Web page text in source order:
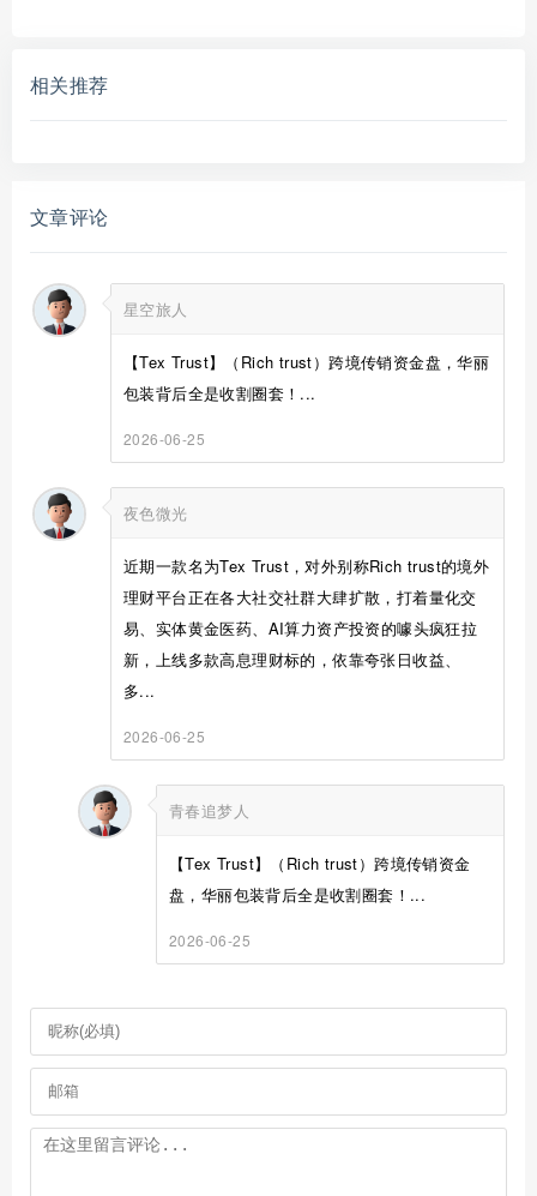
相关推荐
文章评论
星空旅人
【Tex Trust】（Rich trust）跨境传销资金盘，华丽
包装背后全是收割圈套！...
2026-06-25
夜色微光
近期一款名为Tex Trust，对外别称Rich trust的境外
理财平台正在各大社交社群大肆扩散，打着量化交
易、实体黄金医药、AI算力资产投资的噱头疯狂拉
新，上线多款高息理财标的，依靠夸张日收益、
多...
2026-06-25
青春追梦人
【Tex Trust】（Rich trust）跨境传销资金
盘，华丽包装背后全是收割圈套！...
2026-06-25